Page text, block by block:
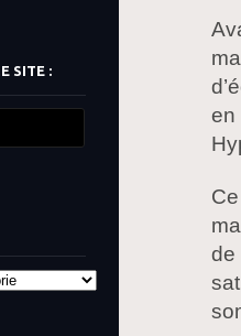
en
de
SITE :